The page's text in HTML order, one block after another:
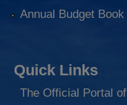
Annual Budget Book
Quick Links
The Official Portal